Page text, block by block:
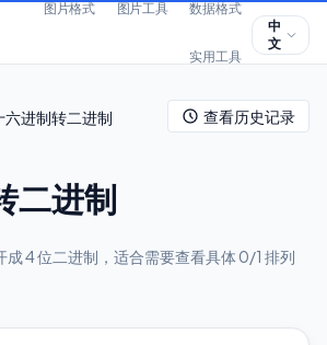
图片格式 图片工具 数据格式
实用工具
中
文
六进制转二进制 查看历史记录
二进制
4 位二进制，适合需要查看具体 0/1 排列